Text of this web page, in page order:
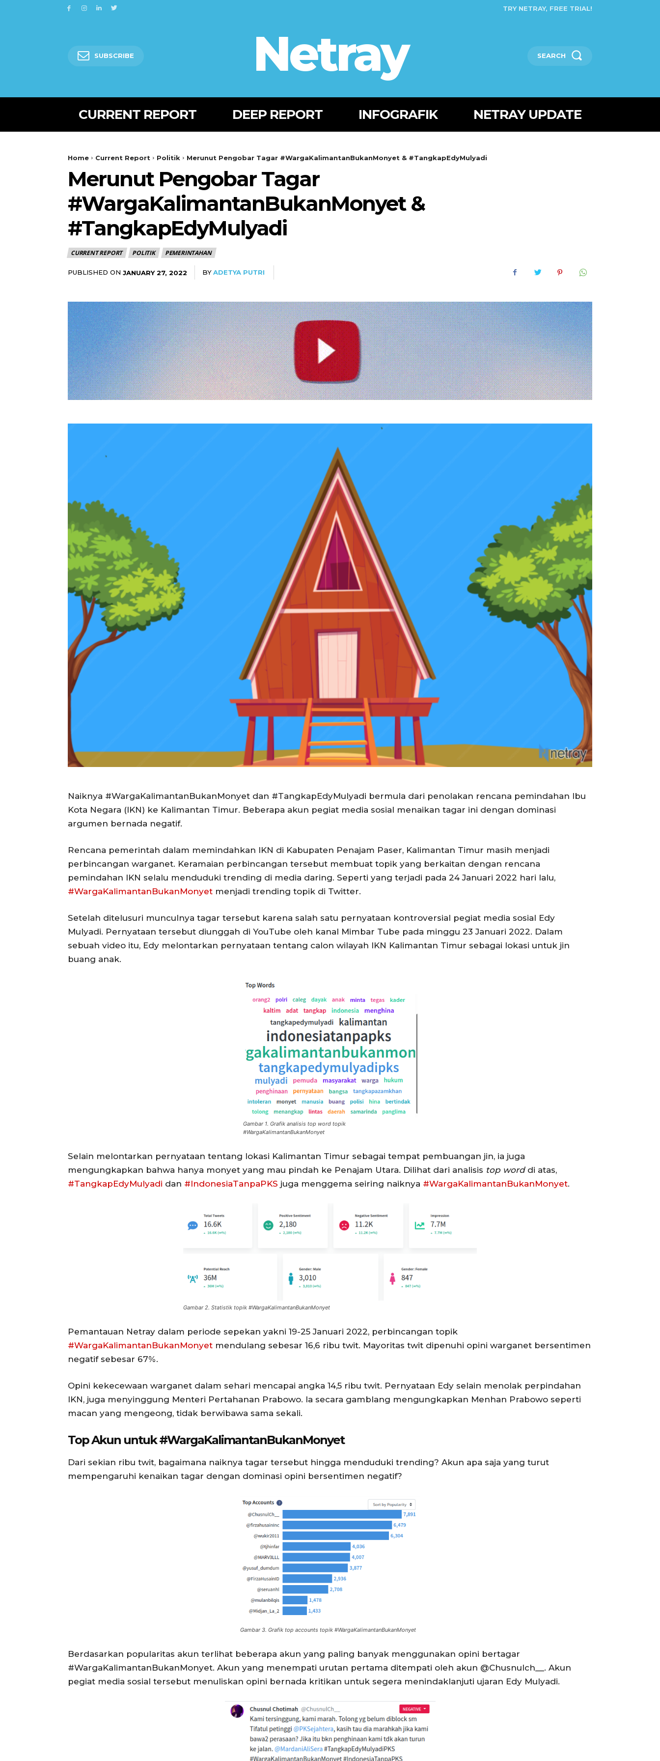
TRY NETRAY, FREE TRIAL!
SUBSCRIBE Netray SEARCH
CURRENT REPORT DEEP REPORT INFOGRAFIK NETRAY UPDATE
Home Current Report Politik Merunut Pengobar Tagar #WargaKalimantanBukanMonyet & #TangkapEdyMulyadi
Merunut Pengobar Tagar
#WargaKalimantanBukanMonyet &
#TangkapEdyMulyadi
CURRENT REPORT POLITIK PEMERINTAHAN
PUBLISHED ON JANUARY 27, 2022 BYADETYA PUTRI
Naiknya #WargaKalimantanBukanMonyet dan #TangkapEdyMulyadi bermula dari penolakan rencana pemindahan Ibu
Kota Negara (IKN) ke Kalimantan Timur. Beberapa akun pegiat media sosial menaikan tagar ini dengan dominasi
argumen bernada negatif.
Rencana pemerintah dalam memindahkan IKN di Kabupaten Penajam Paser, Kalimantan Timur masih menjadi
perbincangan warganet. Keramaian perbincangan tersebut membuat topik yang berkaitan dengan rencana
pemindahan IKN selalu menduduki trending di media daring. Seperti yang terjadi pada 24 Januari 2022 hari lalu,
#WargaKalimantanBukanMonyet menjadi trending topik di Twitter.
Setelah ditelusuri munculnya tagar tersebut karena salah satu pernyataan kontroversial pegiat media sosial Edy
Mulyadi. Pernyataan tersebut diunggah di YouTube oleh kanal Mimbar Tube pada minggu 23 Januari 2022. Dalam
sebuah video itu, Edy melontarkan pernyataan tentang calon wilayah IKN Kalimantan Timur sebagai lokasi untuk jin
buang anak.
Gambar 1. Grafik analisis top word topik
#WargaKalimantanBukanMonyet
Selain melontarkan pernyataan tentang lokasi Kalimantan Timur sebagai tempat pembuangan jin, ia juga
mengungkapkan bahwa hanya monyet yang mau pindah ke Penajam Utara. Dilihat dari analisis top worddi atas,
#TangkapEdyMulyadi dan #IndonesiaTanpaPKS juga menggema seiring naiknya #WargaKalimantanBukanMonyet.
Gambar 2. Statistik topik #WargaKalimantanBukanMonyet
Pemantauan Netray dalam periode sepekan yakni 19-25 Januari 2022, perbincangan topik
#WargaKalimantanBukanMonyet mendulang sebesar 16,6 ribu twit. Mayoritas twit dipenuhi opini warganet bersentimen
negatif sebesar 67%.
Opini kekecewaan warganet dalam sehari mencapai angka 14,5 ribu twit. Pernyataan Edy selain menolak perpindahan
IKN, juga menyinggung Menteri Pertahanan Prabowo. Ia secara gamblang mengungkapkan Menhan Prabowo seperti
macan yang mengeong, tidak berwibawa sama sekali.
Top Akun untuk #WargaKalimantanBukanMonyet
Dari sekian ribu twit, bagaimana naiknya tagar tersebut hingga menduduki trending? Akun apa saja yang turut
mempengaruhi kenaikan tagar dengan dominasi opini bersentimen negatif?
Gambar 3. Grafik top accounts topik #WargaKalimantanBukanMonyet
Berdasarkan popularitas akun terlihat beberapa akun yang paling banyak menggunakan opini bertagar
#WargaKalimantanBukanMonyet. Akun yang menempati urutan pertama ditempati oleh akun @Chusnulch__. Akun
pegiat media sosial tersebut menuliskan opini bernada kritikan untuk segera menindaklanjuti ujaran Edy Mulyadi.